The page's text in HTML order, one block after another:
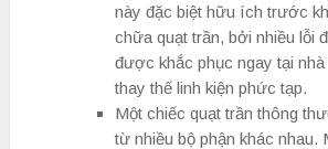
này đặc biệt hữu ích trước
chữa quạt trần, bởi nhiều lỗi
được khắc phục ngay tại
thay thế linh kiện phức tạp.
Một chiếc quạt trần thông
từ nhiều bộ phận khác nhau.